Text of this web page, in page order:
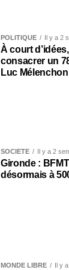
POLITIQUE Il y a 2
À court
consacrer un
Luc Mélenchon
SOCIÉTÉ Il y a 2
Gironde :
désormais à
MONDE LIBRE Il y